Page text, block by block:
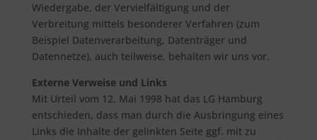
Wiedergabe, der Vervielfältigung und der
Verbreitung mittels besonderer Verfahren (zum
Beispiel Datenverarbeitung, Datenträger und
Datennetze), auch teilweise, behalten wir uns vor.
Externe Verweise und Links
Mit Urteil vom 12. Mai 1998 hat das LG Hamburg
entschieden, dass man durch die Ausbringung eines
Links die Inhalte der gelinkten Seite ggf. mit zu